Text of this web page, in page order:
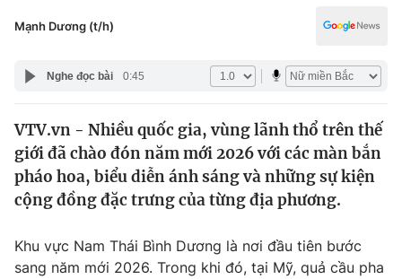
Pháp luật
Y tế
Thế giới
Tin tức
Thế giới đó đây
Câu chuyện quốc tế
Kinh tế
Thị trường
Dữ liệu và đời sống
Công nghệ
Mạnh Dương (t/h)
Nghe đọc bài 0:45
VTV.vn - Nhiều quốc gia, vùng lãnh thổ trên thế
giới đã chào đón năm mới 2026 với các màn bắn
pháo hoa, biểu diễn ánh sáng và những sự kiện
cộng đồng đặc trưng của từng địa phương.
Khu vực Nam Thái Bình Dương là nơi đầu tiên bước
sang năm mới 2026. Trong khi đó, tại Mỹ, quả cầu pha